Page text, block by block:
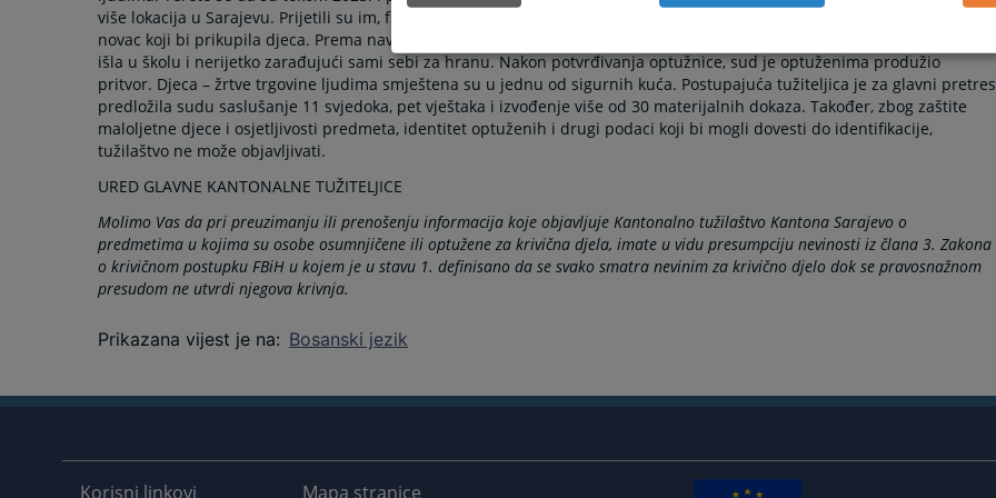
više lokacija u Sarajevu. Prijetili su im, fizički kažnjavali i tjerali ih da dnevno donesu do 50 KM. Optuženi su uzimali
novac koji bi prikupila djeca. Prema navodima iz optužnice, djeca su često bila izložena vremenskim neprilikama, nisu
išla u školu i nerijetko zarađujući sami sebi za hranu. Nakon potvrđivanja optužnice, sud je optuženima produžio
pritvor. Djeca – žrtve trgovine ljudima smještena su u jednu od sigurnih kuća. Postupajuća tužiteljica je za glavni pretres
predložila sudu saslušanje 11 svjedoka, pet vještaka i izvođenje više od 30 materijalnih dokaza. Također, zbog zaštite
maloljetne djece i osjetljivosti predmeta, identitet optuženih i drugi podaci koji bi mogli dovesti do identifikacije,
tužilaštvo ne može objavljivati.
URED GLAVNE KANTONALNE TUŽITELJICE
Molimo Vas da pri preuzimanju ili prenošenju informacija koje objavljuje Kantonalno tužilaštvo Kantona Sarajevo o
predmetima u kojima su osobe osumnjičene ili optužene za krivična djela, imate u vidu presumpciju nevinosti iz člana 3. Zakona
o krivičnom postupku FBiH u kojem je u stavu 1. definisano da se svako smatra nevinim za krivično djelo dok se pravosnažnom
presudom ne utvrdi njegova krivnja.
Prikazana vijest je na: Bosanski jezik
Korisni linkovi Mapa stranice